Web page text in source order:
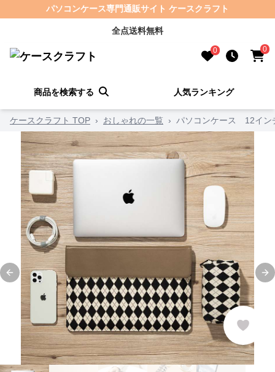
パソコンケース専門通販サイト ケースクラフト
全点送料無料
0 0
商品を検索する 人気ランキング
ケースクラフト TOP › おしゃれの一覧 › パソコンケース 12イン
Previous slide